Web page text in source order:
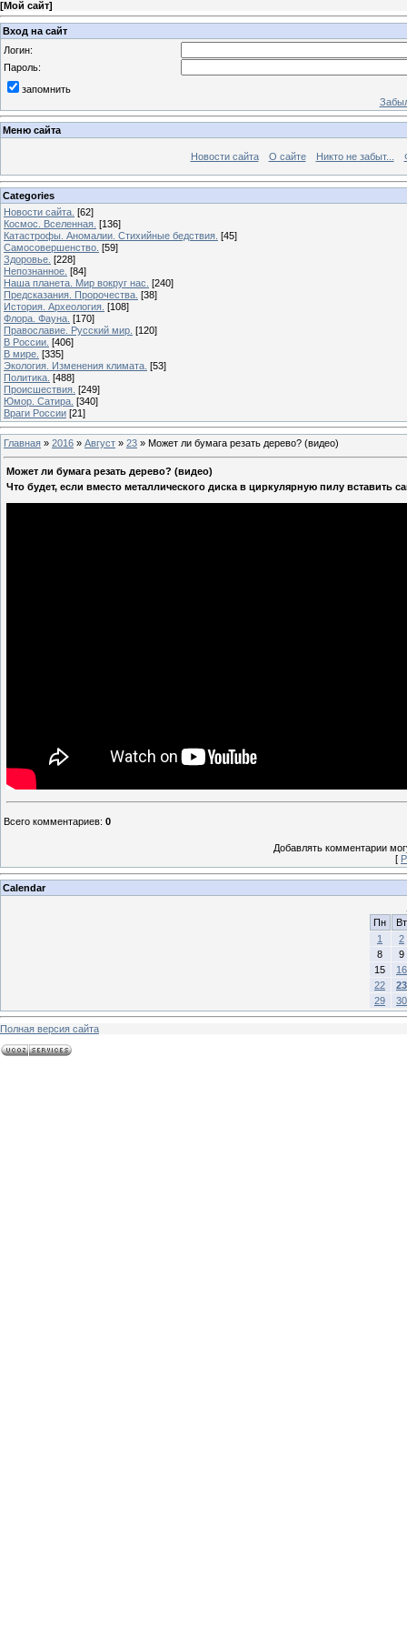
[Мой сайт]
Вход на сайт
Логин:
Пароль:
запомнить
Меню сайта
Новости сайта О сайте Никто не забыт...
Categories
Новости сайта. [62]
Космос. Вселенная. [136]
Катастрофы. Аномалии. Стихийные бедствия. [45]
Самосовершенство. [59]
Здоровье. [228]
Непознанное. [84]
Наша планета. Мир вокруг нас. [240]
Предсказания. Пророчества. [38]
История. Археология. [108]
Флора. Фауна. [170]
Православие. Русский мир. [120]
В России. [406]
В мире. [335]
Экология. Изменения климата. [53]
Политика. [488]
Происшествия. [249]
Юмор. Сатира. [340]
Враги России [21]
Главная » 2016 » Август » 23 » Может ли бумага резать дерево? (видео)
Может ли бумага резать дерево? (видео)
Что будет, если вместо металлического диска в циркулярную пилу вставить
Всего комментариев: 0
Добавлять комментарии
[
Calendar
Пн
Вт
1
2
8
9
15
16
22
23
29
30
Полная версия сайта